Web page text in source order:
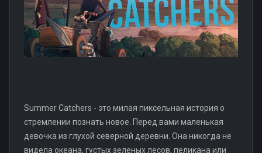
Summer Catchers - это милая пиксельная история о
стремлении познать новое. Перед вами маленькая
девочка из глухой северной деревни. Она никогда не
видела океана, густых зеленых лесов, пеликана или